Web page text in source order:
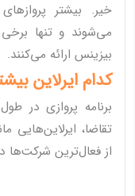
خیر. بیشتر
می‌شوند و تنها برخی
بیزینس ارائه می‌کنند.
کدام ایرلاین
برنامه پروازی در
تقاضا، ایرلاین‌هایی
از فعال‌ترین شرکت‌ها